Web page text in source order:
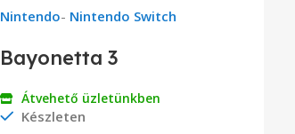
Nintendo- Nintendo Switch
Bayonetta 3
Átvehető üzletünkben
Készleten